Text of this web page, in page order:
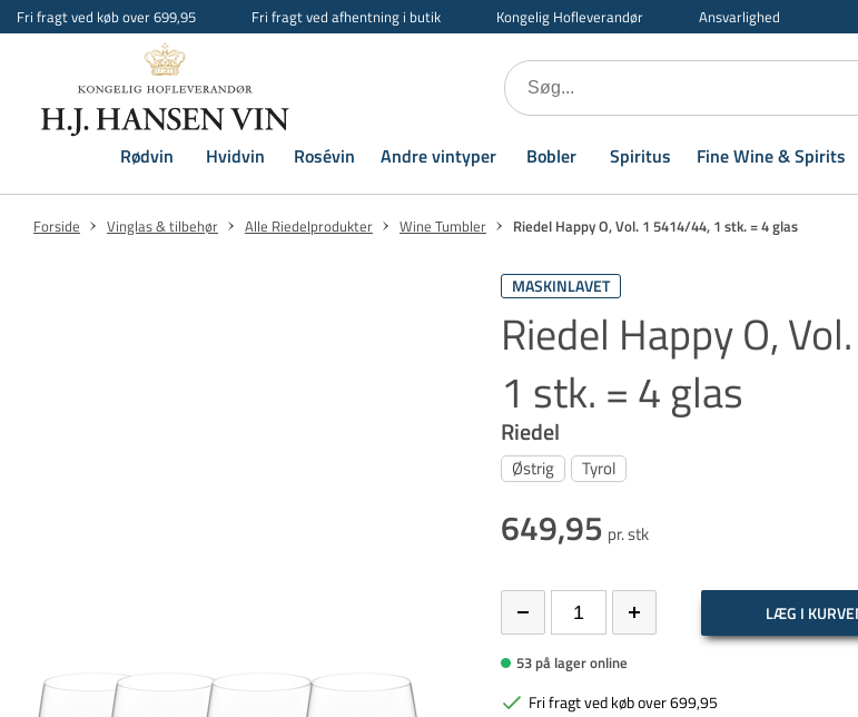
Fri fragt ved køb over 699,95 Fri fragt ved afhentning i butik Kongelig Hofleverandør Ansvarlighed
Rødvin Hvidvin Rosévin Andre vintyper Bobler Spiritus Fine Wine & Spirits
Forside Vinglas & tilbehør Alle Riedelprodukter Wine Tumbler Riedel Happy O, Vol. 1 5414/44, 1 stk. = 4 glas
MASKINLAVET
Riedel Happy O,
1 stk. = 4 glas
Riedel
Østrig Tyrol
649,95 pr. stk
LÆG I
53 på lager online
Fri fragt ved køb over 699,95